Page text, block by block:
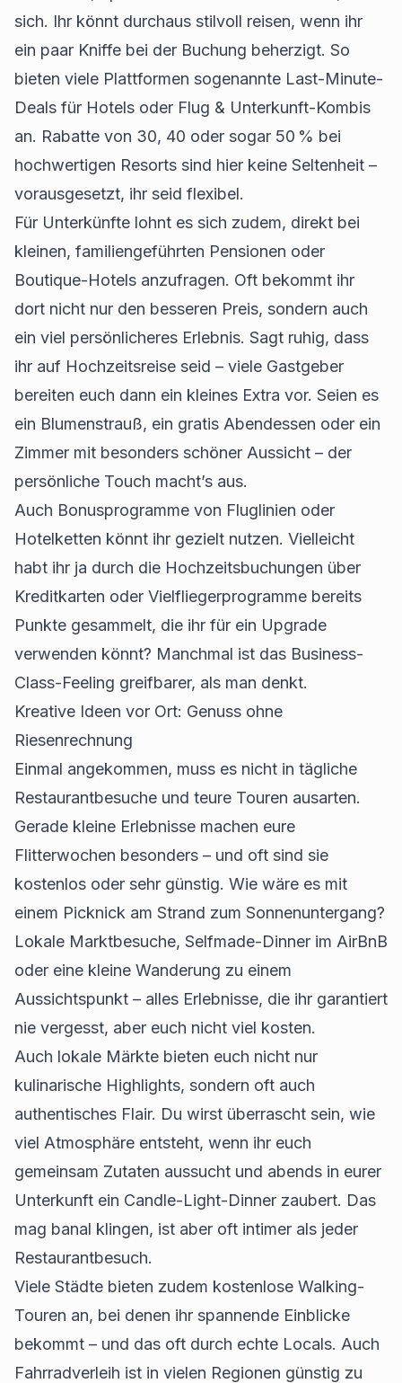
sich. Ihr könnt durchaus stilvoll reisen, wenn ihr
ein paar Kniffe bei der Buchung beherzigt. So
bieten viele Plattformen sogenannte Last-Minute-
Deals für Hotels oder Flug & Unterkunft-Kombis
an. Rabatte von 30, 40 oder sogar 50 % bei
hochwertigen Resorts sind hier keine Seltenheit –
vorausgesetzt, ihr seid flexibel.
Für Unterkünfte lohnt es sich zudem, direkt bei
kleinen, familiengeführten Pensionen oder
Boutique-Hotels anzufragen. Oft bekommt ihr
dort nicht nur den besseren Preis, sondern auch
ein viel persönlicheres Erlebnis. Sagt ruhig, dass
ihr auf Hochzeitsreise seid – viele Gastgeber
bereiten euch dann ein kleines Extra vor. Seien es
ein Blumenstrauß, ein gratis Abendessen oder ein
Zimmer mit besonders schöner Aussicht – der
persönliche Touch macht’s aus.
Auch Bonusprogramme von Fluglinien oder
Hotelketten könnt ihr gezielt nutzen. Vielleicht
habt ihr ja durch die Hochzeitsbuchungen über
Kreditkarten oder Vielfliegerprogramme bereits
Punkte gesammelt, die ihr für ein Upgrade
verwenden könnt? Manchmal ist das Business-
Class-Feeling greifbarer, als man denkt.
Kreative Ideen vor Ort: Genuss ohne
Riesenrechnung
Einmal angekommen, muss es nicht in tägliche
Restaurantbesuche und teure Touren ausarten.
Gerade kleine Erlebnisse machen eure
Flitterwochen besonders – und oft sind sie
kostenlos oder sehr günstig. Wie wäre es mit
einem Picknick am Strand zum Sonnenuntergang?
Lokale Marktbesuche, Selfmade-Dinner im AirBnB
oder eine kleine Wanderung zu einem
Aussichtspunkt – alles Erlebnisse, die ihr garantiert
nie vergesst, aber euch nicht viel kosten.
Auch lokale Märkte bieten euch nicht nur
kulinarische Highlights, sondern oft auch
authentisches Flair. Du wirst überrascht sein, wie
viel Atmosphäre entsteht, wenn ihr euch
gemeinsam Zutaten aussucht und abends in eurer
Unterkunft ein Candle-Light-Dinner zaubert. Das
mag banal klingen, ist aber oft intimer als jeder
Restaurantbesuch.
Viele Städte bieten zudem kostenlose Walking-
Touren an, bei denen ihr spannende Einblicke
bekommt – und das oft durch echte Locals. Auch
Fahrradverleih ist in vielen Regionen günstig zu